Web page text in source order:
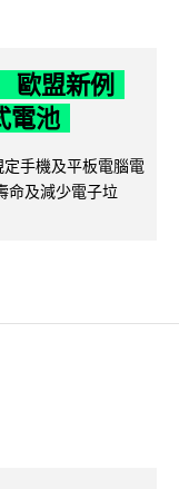
歐盟新例
電池
手機及平板電腦電
命及減少電子垃